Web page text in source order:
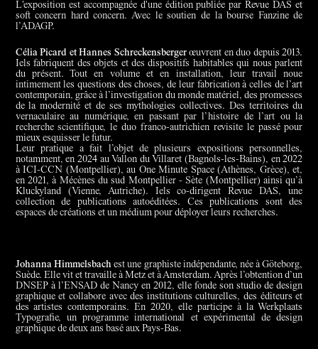
L'exposition est accompagnée d'une édition publiée par Revue DAS et
soft concern hard concern. Avec le soutien de la bourse Fanzine de
l’ADAGP.
Célia Picard et Hannes Schreckensbergerœuvrent en duo depuis 2013.
Iels fabriquent des objets et des dispositifs habitables qui nous parlent
du présent. Tout en volume et en installation, leur travail noue
intimement les questions des choses, de leur fabrication à celles de l’art
contemporain, grâce à l’investigation du monde matériel, des promesses
de la modernité et de ses mythologies collectives. Des territoires du
vernaculaire au numérique, en passant par l’histoire de l’art ou la
recherche scientifique, le duo franco-autrichien revisite le passé pour
mieux esquisser le futur.
Leur pratique a fait l’objet de plusieurs expositions personnelles,
notamment, en 2024 au Vallon du Villaret (Bagnols-les-Bains), en 2022
à ICI-CCN (Montpellier), au One Minute Space (Athènes, Grèce), et,
en 2021, à Mécènes du sud Montpellier - Sète (Montpellier) ainsi qu’à
Kluckyland (Vienne, Autriche). Iels co-dirigent Revue DAS, une
collection de publications autoéditées. Ces publications sont des
espaces de créations et un médium pour déployer leurs recherches.
Johanna Himmelsbachest une graphiste indépendante, née à Göteborg,
Suède. Elle vit et travaille à Metz et à Amsterdam. Après l’obtention d’un
DNSEP à l’ENSAD de Nancy en 2012, elle fonde son studio de design
graphique et collabore avec des institutions culturelles, des éditeurs et
des artistes contemporains. En 2020, elle participe à la Werkplaats
Typografie, un programme international et expérimental de design
graphique de deux ans basé aux Pays-Bas.